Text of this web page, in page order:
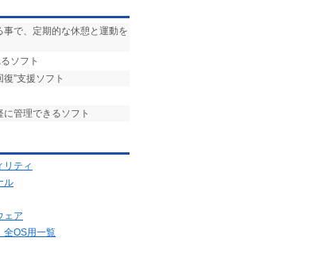
で、定期的な休憩と運動を
ソフト
”支援ソフト
管理できるソフト
リティ
ル
ェア
全OS用一覧